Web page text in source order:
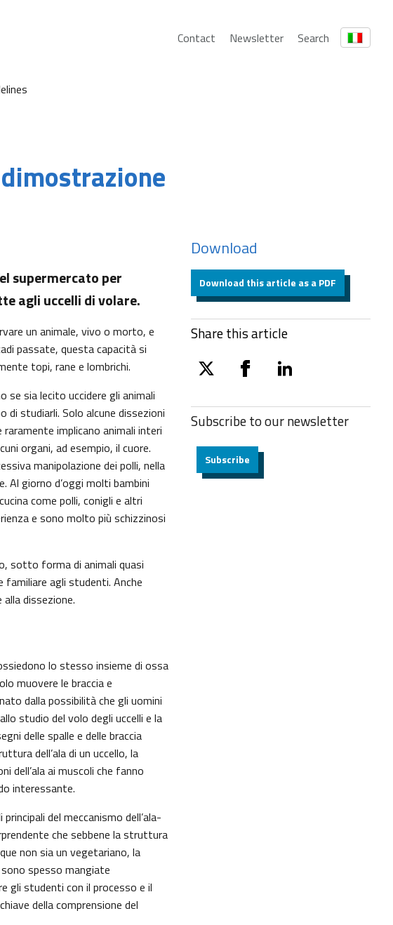
Contact Newsletter Search
supermercato per
agli uccelli di volare.
un animale, vivo o morto, e
passate, questa capacità si
topi, rane e lombrichi.
sia lecito uccidere gli animali
di studiarli. Solo alcune dissezioni
implicano animali interi
organi, ad esempio, il cuore.
manipolazione dei polli, nella
Al giorno d’oggi molti bambini
come polli, conigli e altri
e sono molto più schizzinosi
sotto forma di animali quasi
familiare agli studenti. Anche
dissezione.
lo stesso insieme di ossa
muovere le braccia e
dalla possibilità che gli uomini
studio del volo degli uccelli e la
delle spalle e delle braccia
dell’ala di un uccello, la
dell’ala ai muscoli che fanno
interessante.
del meccanismo dell’ala-
che sebbene la struttura
non sia un vegetariano, la
spesso mangiate
gli studenti con il processo e il
della comprensione del
Download
Download this article as a PDF
Share this article
twitter facebooklinkedin
Subscribe to ournewsletter
Subscribe